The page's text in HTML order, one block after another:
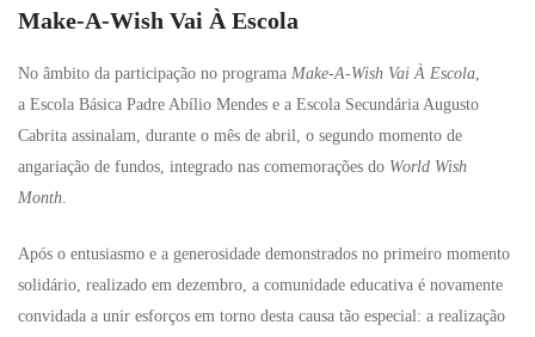
Make-A-Wish Vai À Escola
No âmbito da participação no programa Make-A-Wish Vai À Escola,
a Escola Básica Padre Abílio Mendes e a Escola Secundária Augusto
Cabrita assinalam, durante o mês de abril, o segundo momento de
angariação de fundos, integrado nas comemorações do World Wish
Month.
Após o entusiasmo e a generosidade demonstrados no primeiro momento
solidário, realizado em dezembro, a comunidade educativa é novamente
convidada a unir esforços em torno desta causa tão especial: a realização